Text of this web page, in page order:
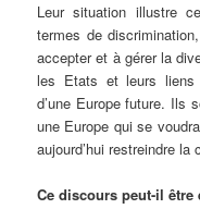
Leur situation illustre
termes de
accepter et à gérer la
les Etats et leurs liens
d’une Europe future. Ils
une Europe qui se
aujourd’hui restreindre
Ce discours peut-il être